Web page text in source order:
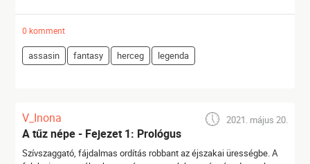
0 komment
assasin fantasy herceg legenda
V_Inona 2021. május 20.
A tűz népe - Fejezet 1: Prológus
Szívszaggató, fájdalmas ordítás robbant az éjszakai ürességbe. A